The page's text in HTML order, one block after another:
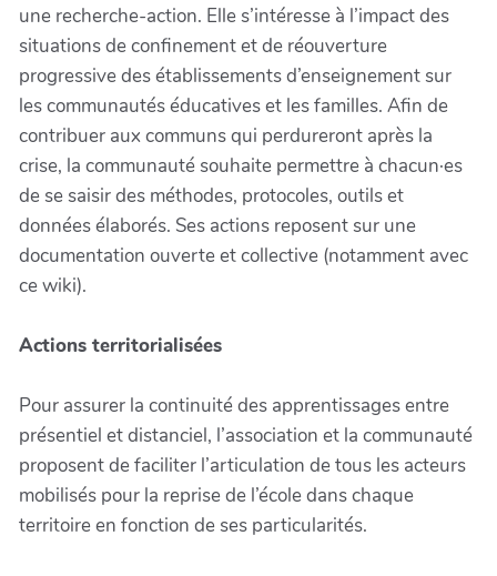
une recherche-action. Elle s’intéresse à l’impact des
situations de confinement et de réouverture
progressive des établissements d’enseignement sur
les communautés éducatives et les familles. Afin de
contribuer aux communs qui perdureront après la
crise, la communauté souhaite permettre à chacun·es
de se saisir des méthodes, protocoles, outils et
données élaborés. Ses actions reposent sur une
documentation ouverte et collective (notamment avec
ce wiki).
Actions territorialisées
Pour assurer la continuité des apprentissages entre
présentiel et distanciel, l’association et la communauté
proposent de faciliter l’articulation de tous les acteurs
mobilisés pour la reprise de l’école dans chaque
territoire en fonction de ses particularités.